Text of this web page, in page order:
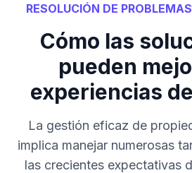
RESOLUCIÓN DE
Cómo las
pueden
experiencias
La gestión eficaz de
implica manejar numerosas
las crecientes expectativas